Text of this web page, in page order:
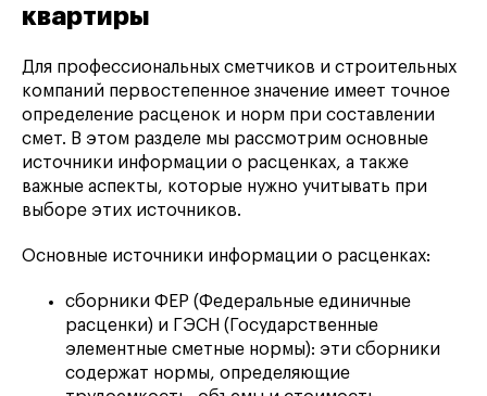
квартиры
Для профессиональных сметчиков и строительных
компаний первостепенное значение имеет точное
определение расценок и норм при составлении
смет. В этом разделе мы рассмотрим основные
источники информации о расценках, а также
важные аспекты, которые нужно учитывать при
выборе этих источников.
Основные источники информации о расценках:
сборники ФЕР (Федеральные единичные
расценки) и ГЭСН (Государственные
элементные сметные нормы): эти сборники
содержат нормы, определяющие